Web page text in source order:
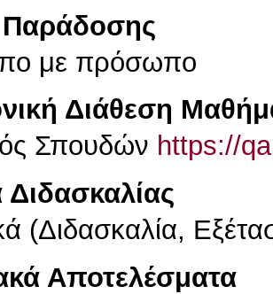
με πρόσωπο
Διάθεση
Σπουδών https://
(Διδασκαλία,
Αποτελέσματα